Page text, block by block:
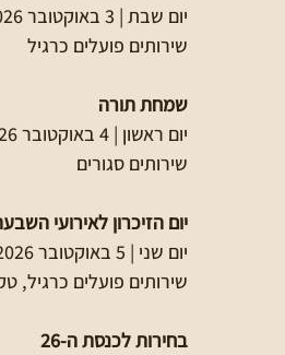
יום שבת | 3 באוקטובר 2026
שירותים פועלים כרגיל
שמחת תורה
יום ראשון | 4 באוקטובר 2026
שירותים סגורים
יום הזיכרון לאירועי
יום שני | 5 באוקטובר 2026
שירותים פועלים כרגיל,
בחירות לכנסת ה-26